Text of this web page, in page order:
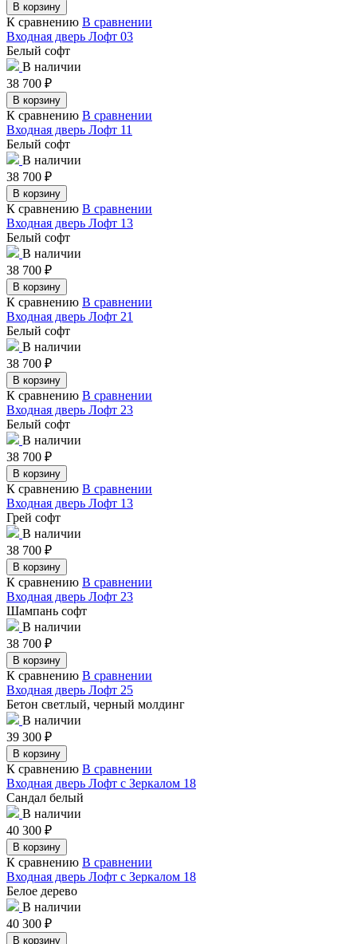
В корзину
К сравнению В сравнении
Входная дверь Лофт 03
Белый софт
В наличии
38 700 ₽
В корзину
К сравнению В сравнении
Входная дверь Лофт 11
Белый софт
В наличии
38 700 ₽
В корзину
К сравнению В сравнении
Входная дверь Лофт 13
Белый софт
В наличии
38 700 ₽
В корзину
К сравнению В сравнении
Входная дверь Лофт 21
Белый софт
В наличии
38 700 ₽
В корзину
К сравнению В сравнении
Входная дверь Лофт 23
Белый софт
В наличии
38 700 ₽
В корзину
К сравнению В сравнении
Входная дверь Лофт 13
Грей софт
В наличии
38 700 ₽
В корзину
К сравнению В сравнении
Входная дверь Лофт 23
Шампань софт
В наличии
38 700 ₽
В корзину
К сравнению В сравнении
Входная дверь Лофт 25
Бетон светлый, черный молдинг
В наличии
39 300 ₽
В корзину
К сравнению В сравнении
Входная дверь Лофт с Зеркалом 18
Сандал белый
В наличии
40 300 ₽
В корзину
К сравнению В сравнении
Входная дверь Лофт с Зеркалом 18
Белое дерево
В наличии
40 300 ₽
В корзину